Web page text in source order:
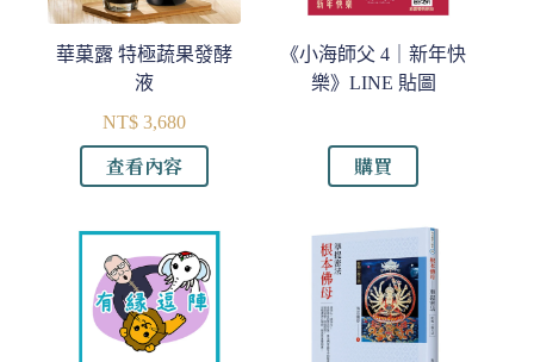
華菓露 特極蔬果發酵
液
NT$ 3,680
查看內容
《小海師父 4｜新年快
樂》LINE 貼圖
購買